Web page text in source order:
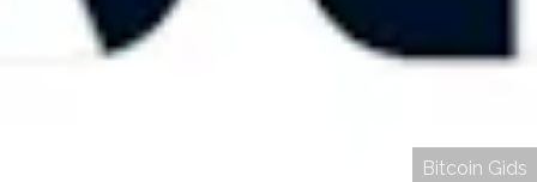
Bitcoin Gids